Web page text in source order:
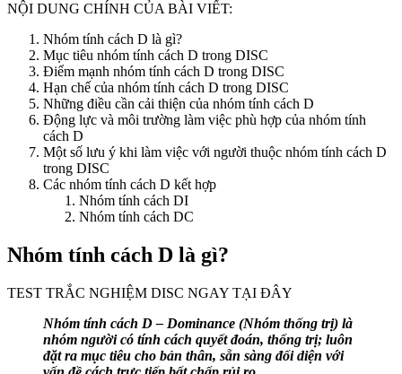
NỘI DUNG CHÍNH CỦA BÀI VIẾT:
Nhóm tính cách D là gì?
Mục tiêu nhóm tính cách D trong DISC
Điểm mạnh nhóm tính cách D trong DISC
Hạn chế của nhóm tính cách D trong DISC
Những điều cần cải thiện của nhóm tính cách D
Động lực và môi trường làm việc phù hợp của nhóm tính
cách D
Một số lưu ý khi làm việc với người thuộc nhóm tính cách D
trong DISC
Các nhóm tính cách D kết hợp
Nhóm tính cách DI
Nhóm tính cách DC
Nhóm tính cách D là gì?
TEST TRẮC NGHIỆM DISC NGAY TẠI ĐÂY
Nhóm tính cách D – Dominance (Nhóm thống trị) là
nhóm người có tính cách quyết đoán, thống trị; luôn
đặt ra mục tiêu cho bản thân, sẵn sàng đối diện với